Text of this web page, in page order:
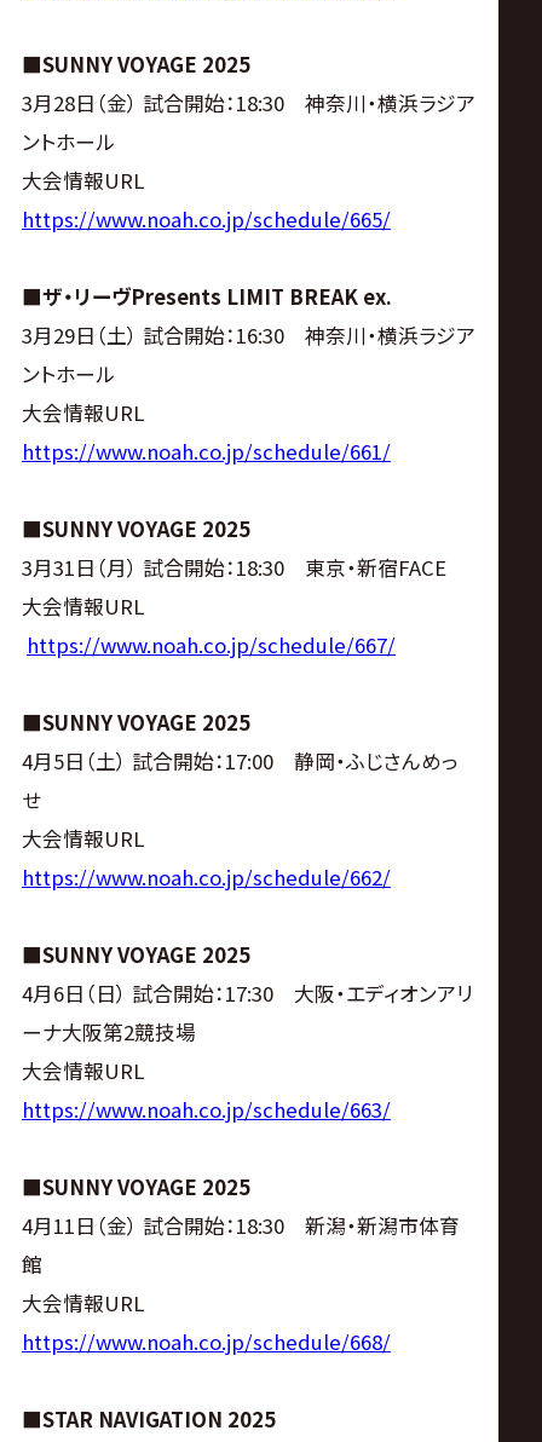
■SUNNY VOYAGE 2025
3月28日（金） 試合開始：18:30 神奈川・横浜ラジア
ントホール
大会情報URL
https://www.noah.co.jp/schedule/665/
■ザ・リーヴPresents LIMIT BREAK ex.
3月29日（土） 試合開始：16:30 神奈川・横浜ラジア
ントホール
大会情報URL
https://www.noah.co.jp/schedule/661/
■SUNNY VOYAGE 2025
3月31日（月） 試合開始：18:30 東京・新宿FACE
大会情報URL
https://www.noah.co.jp/schedule/667/
■SUNNY VOYAGE 2025
4月5日（土） 試合開始：17:00 静岡・ふじさんめっ
せ
大会情報URL
https://www.noah.co.jp/schedule/662/
■SUNNY VOYAGE 2025
4月6日（日） 試合開始：17:30 大阪・エディオンアリ
ーナ大阪第2競技場
大会情報URL
https://www.noah.co.jp/schedule/663/
■SUNNY VOYAGE 2025
4月11日（金） 試合開始：18:30 新潟・新潟市体育
館
大会情報URL
https://www.noah.co.jp/schedule/668/
■STAR NAVIGATION 2025